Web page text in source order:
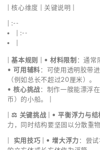
| 核心维度 | 关键说明 |
| :--
| :--
|基本规则 | •材料限制 ：通常
•可用辅料：可使用透明胶带
（例如总长不超过20厘米）。
•核心挑战：制作一艘能漂浮
币）的小船。 |
⚖️ 关键挑战 | •平衡浮力与结
力，同时结构要坚固以分散重
️ 实用技巧 | •增大浮力：尝